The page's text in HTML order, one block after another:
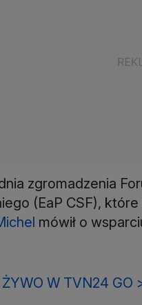
zgromadzenia
(EaP CSF),
mówił o
W TVN24 GO